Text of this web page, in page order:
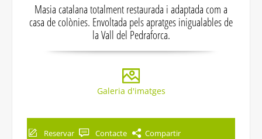
Masia catalana totalment restaurada i adaptada com a
casa de colònies. Envoltada pels apratges inigualables de
la Vall del Pedraforca.
Galeria d'imatges
Reservar Contacte Compartir